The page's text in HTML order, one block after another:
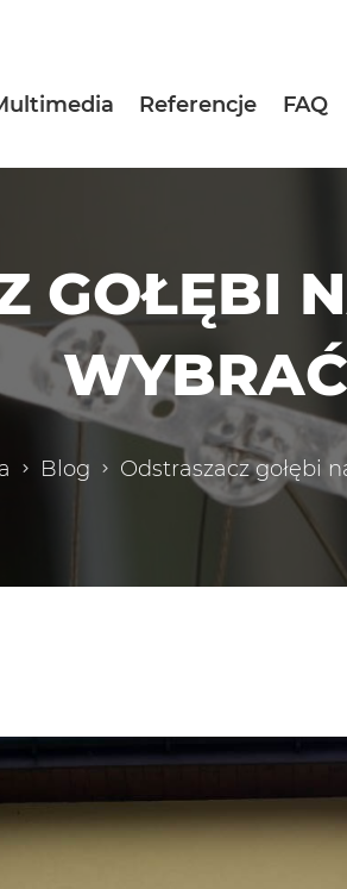
Referencje FAQ
GOŁĘBI
Blog Odstraszacz gołębi